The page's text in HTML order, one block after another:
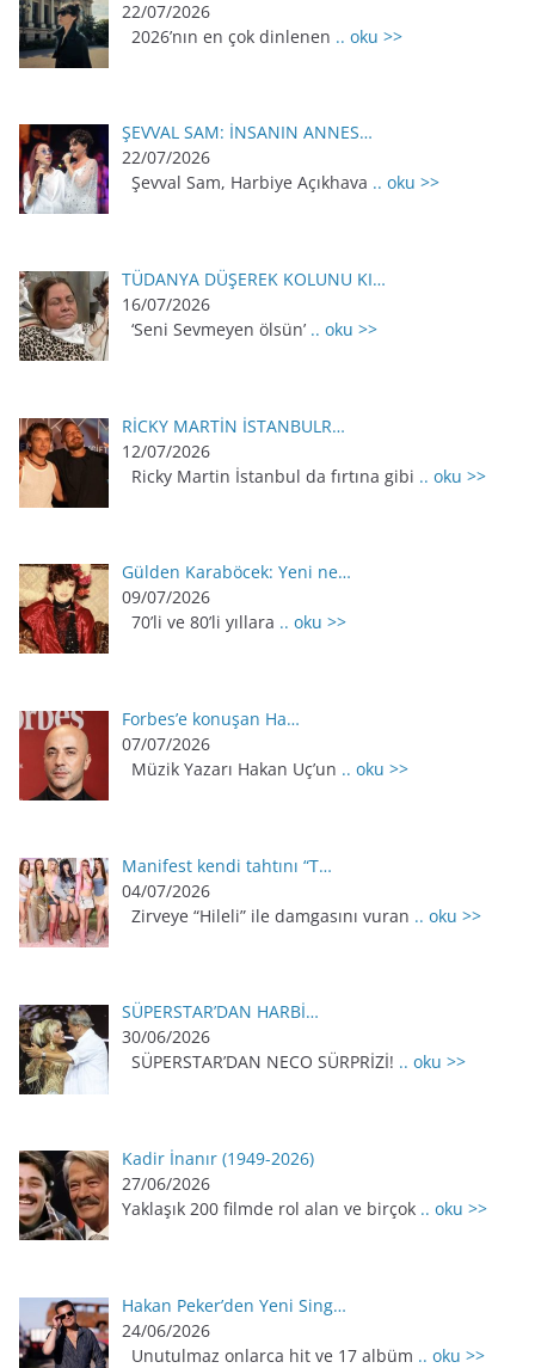
22/07/2026
2026’nın en çok dinlenen .. oku >>
ŞEVVAL SAM: İNSANIN ANNES…
22/07/2026
Şevval Sam, Harbiye Açıkhava .. oku >>
TÜDANYA DÜŞEREK KOLUNU KI…
16/07/2026
‘Seni Sevmeyen ölsün’ .. oku >>
RİCKY MARTİN İSTANBULR…
12/07/2026
Ricky Martin İstanbul da fırtına gibi .. oku >>
Gülden Karaböcek: Yeni ne…
09/07/2026
70’li ve 80’li yıllara .. oku >>
Forbes’e konuşan Ha…
07/07/2026
Müzik Yazarı Hakan Uç’un .. oku >>
Manifest kendi tahtını “T…
04/07/2026
Zirveye “Hileli” ile damgasını vuran .. oku >>
SÜPERSTAR’DAN HARBİ…
30/06/2026
SÜPERSTAR’DAN NECO SÜRPRİZİ! .. oku >>
Kadir İnanır (1949-2026)
27/06/2026
Yaklaşık 200 filmde rol alan ve birçok .. oku >>
Hakan Peker’den Yeni Sing…
24/06/2026
Unutulmaz onlarca hit ve 17 albüm .. oku >>